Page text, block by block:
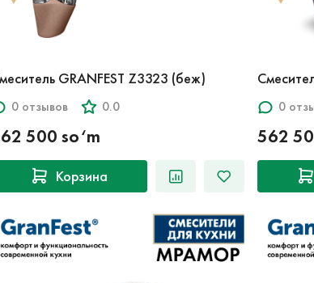
GRANFEST Z3323 (беж)
0 отзывов 0.0
500 so‘m
Корзина
0
562